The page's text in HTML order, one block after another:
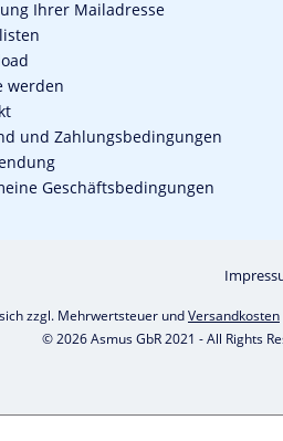
Ihrer Mailadresse
werden
und Zahlungsbedingungen
Geschäftsbedingungen
zzgl. Mehrwertsteuer undVersandkosten
© 2026 Asmus GbR 2021 - All Rights